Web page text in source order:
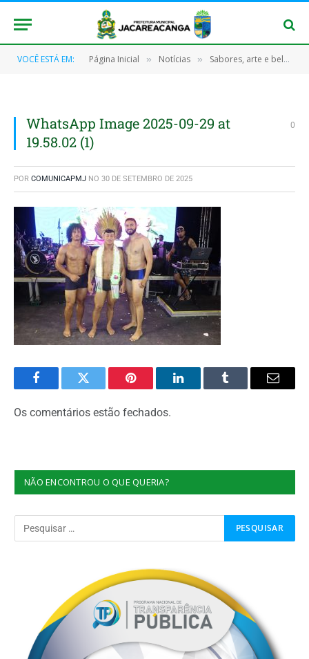
VOCÊ ESTÁ EM: Página Inicial » Notícias » Sabores, arte e beleza marcam o Jacaré Verão em Jacareacanga
WhatsApp Image 2025-09-29 at
19.58.02 (1)
0
POR COMUNICAPMJ NO 30 DE SETEMBRO DE 2025
FacebookTwitter Pinterest O
Tumblr
E-
Os comentários estão fechados.
NÃO ENCONTROU O QUE QUERIA?